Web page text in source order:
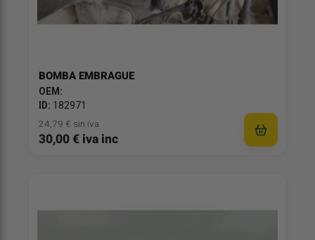
BOMBA EMBRAGUE
OEM:
ID: 182971
24,79 € sin iva
30,00 € iva inc